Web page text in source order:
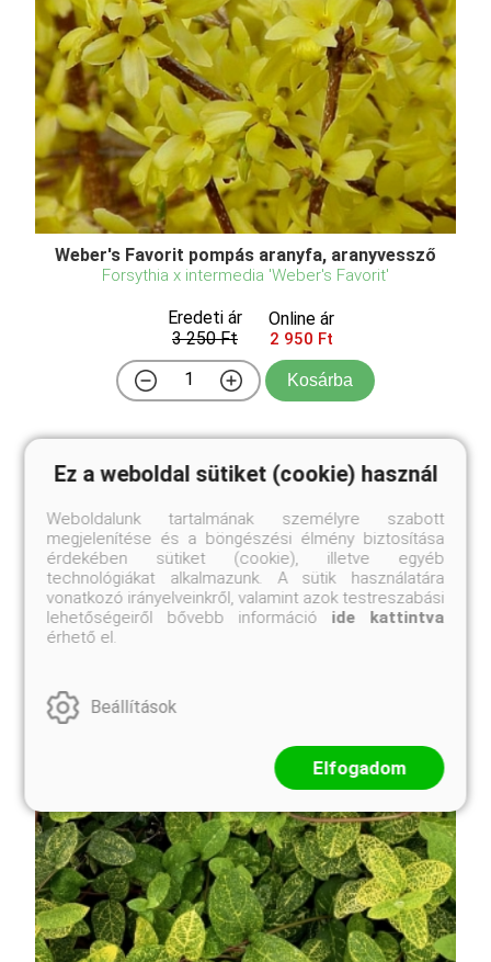
Weber's Favorit pompás aranyfa, aranyvessző
Forsythia x intermedia 'Weber's Favorit'
Eredeti ár
3 250 Ft
Online ár
2 950 Ft
Kosárba
A Forsythia x intermedia 'Weber's Favorit', magyar
nevén aranyvessző, egy igazi kuriózum az aranyfák
bokrokká cseperedhetnek, addig ez a fajta
megmarad alacsony, kompakt termetűnek. Március-
áprilisban, még ...
Ez a weboldal sütiket (cookie) használ
Weboldalunk tartalmának személyre szabott
megjelenítése és a böngészési élmény biztosítása
érdekében sütiket (cookie), illetve egyéb
technológiákat alkalmazunk. A sütik használatára
vonatkozó irányelveinkről, valamint azok testreszabási
lehetőségeiről bővebb információ ide kattintva
érhető el.
Beállítások
Elfogadom